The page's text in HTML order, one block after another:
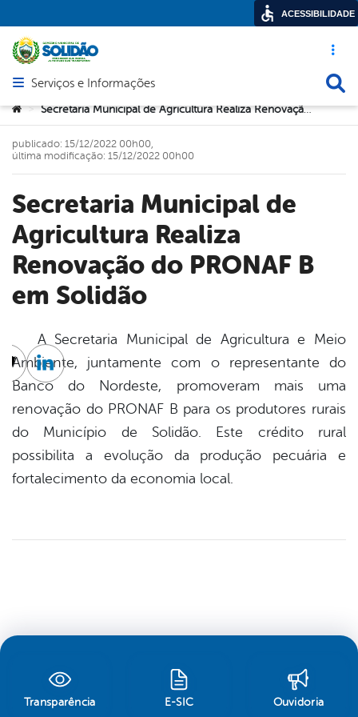
Acesso
Abrir menu principal de navegação
Serviços e Informações
Você está aqui:
> Secretaria Municipal de Agricultura Realiza Renovação do PRONAF B em Solidão
Secretaria Municipal de
Agricultura Realiza
Renovação do PRONAF B
em Solidão
publicado: 15/12/2022 00h00,
última modificação: 15/12/2022 00h00
A Secretaria Municipal de Agricultura e Meio
Ambiente, juntamente com o representante do
Banco do Nordeste, promoveram mais uma
renovação do PRONAF B para os produtores rurais
do Município de Solidão. Este crédito rural
possibilita a evolução da produção pecuária e
fortalecimento da economia local.
Twitter
Linkedin
Transparência E-SIC Ouvidoria
ACESSIBILIDADE